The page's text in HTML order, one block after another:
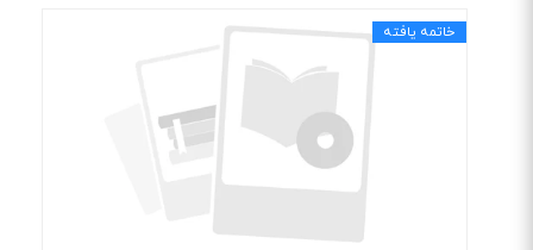
خاتمه یافته